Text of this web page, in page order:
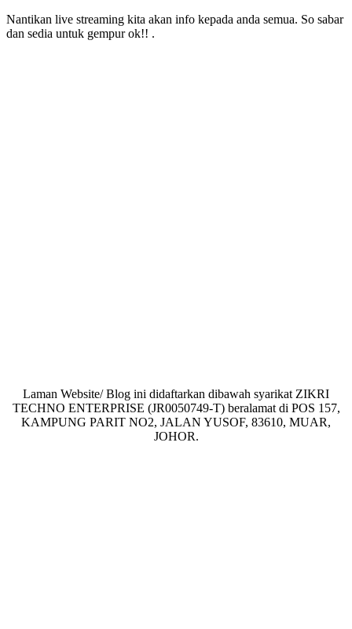
Nantikan live streaming kita akan info kepada anda semua. So sabar
dan sedia untuk gempur ok!! .
Laman Website/ Blog ini didaftarkan dibawah syarikat ZIKRI
TECHNO ENTERPRISE (JR0050749-T) beralamat di POS 157,
KAMPUNG PARIT NO2, JALAN YUSOF, 83610, MUAR,
JOHOR.